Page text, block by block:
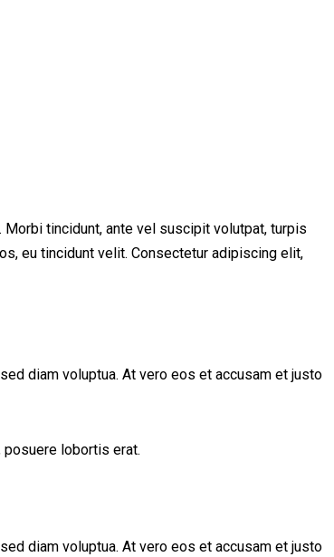
tincidunt, ante vel suscipit volutpat, turpis
eu tincidunt velit. Consectetur adipiscing elit,
diam voluptua. At vero eos et accusam et justo
posuere lobortis erat.
diam voluptua. At vero eos et accusam et justo